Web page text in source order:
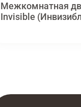
Межкомнатная
Invisible